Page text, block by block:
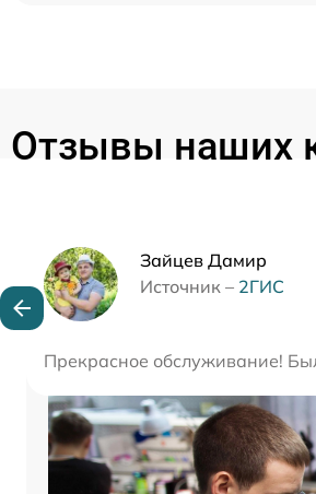
Отзывы наших
Зайцев Дамир
Источник – 2ГИС
Прекрасное обслуживание!
Наши